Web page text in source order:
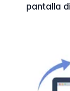
pantalla